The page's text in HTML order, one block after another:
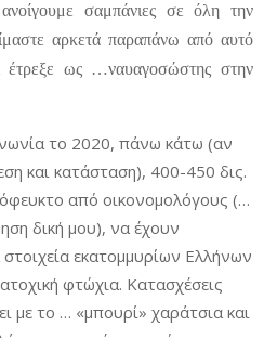
σαμπάνιες σε όλη την
αρκετά παραπάνω από αυτό
ως …ναυαγοσώστης στην
το 2020, πάνω κάτω (αν
και κατάσταση), 400-450 δις.
από οικονομολόγους (…
δική μου), να έχουν
στοιχεία εκατομμυρίων Ελλήνων
φτώχια. Κατασχέσεις
με το … «μπουρί» χαράτσια και